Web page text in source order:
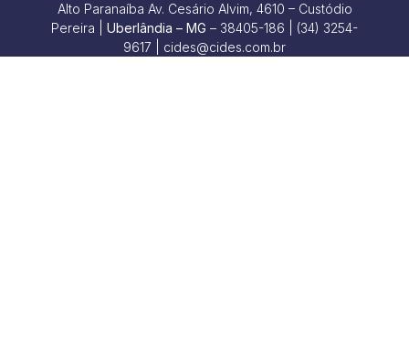
Alto Paranaíba Av. Cesário Alvim, 4610 – Custódio
Pereira | Uberlândia – MG – 38405-186 | (34) 3254-
9617 | cides@cides.com.br